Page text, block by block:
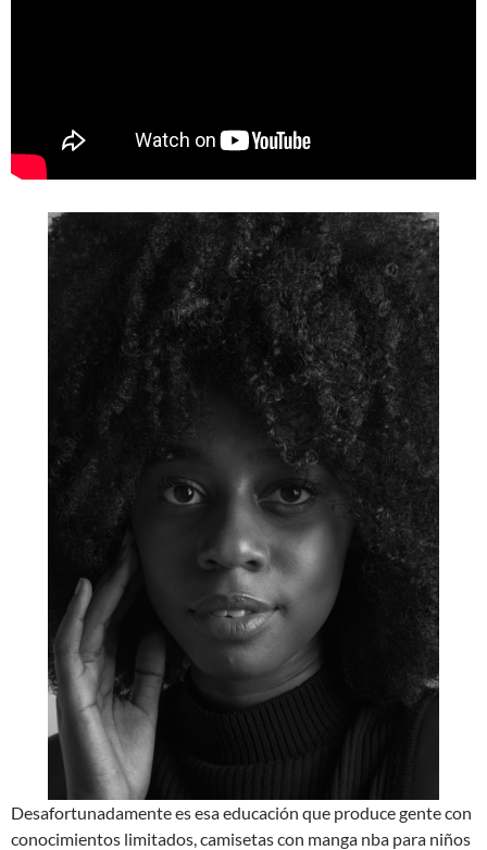
Desafortunadamente es esa educación que produce gente con
conocimientos limitados, camisetas con manga nba para niños